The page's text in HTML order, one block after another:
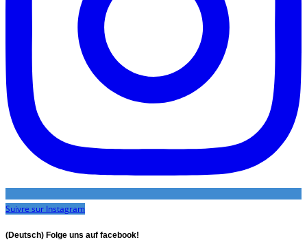
Suivre sur Instagram
(Deutsch) Folge uns auf facebook!